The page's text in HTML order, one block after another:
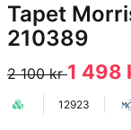
Tapet
210389
2 100 kr1 498
12923